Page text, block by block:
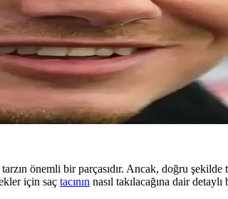
önemli bir parçasıdır. Ancak, doğru
için saç tacının nasıl takılacağına dair